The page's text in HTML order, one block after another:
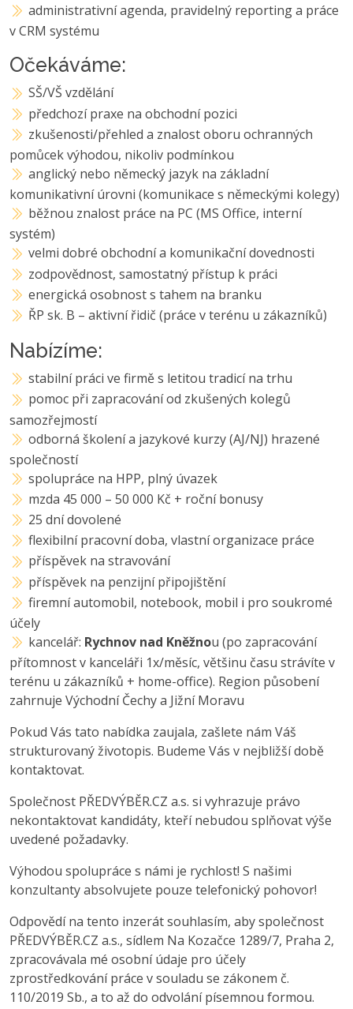
administrativní agenda, pravidelný reporting a práce
v CRM systému
Očekáváme:
SŠ/VŠ vzdělání
předchozí praxe na obchodní pozici
zkušenosti/přehled a znalost oboru ochranných
pomůcek výhodou, nikoliv podmínkou
anglický nebo německý jazyk na základní
komunikativní úrovni (komunikace s německými kolegy)
běžnou znalost práce na PC (MS Office, interní
systém)
velmi dobré obchodní a komunikační dovednosti
zodpovědnost, samostatný přístup k práci
energická osobnost s tahem na branku
ŘP sk. B – aktivní řidič (práce v terénu u zákazníků)
Nabízíme:
stabilní práci ve firmě s letitou tradicí na trhu
pomoc při zapracování od zkušených kolegů
samozřejmostí
odborná školení a jazykové kurzy (AJ/NJ) hrazené
společností
spolupráce na HPP, plný úvazek
mzda 45 000 – 50 000 Kč + roční bonusy
25 dní dovolené
flexibilní pracovní doba, vlastní organizace práce
příspěvek na stravování
příspěvek na penzijní připojištění
firemní automobil, notebook, mobil i pro soukromé
účely
kancelář: Rychnov nad Kněžnou (po zapracování
přítomnost v kanceláři 1x/měsíc, většinu času strávíte v
terénu u zákazníků + home-office). Region působení
zahrnuje Východní Čechy a Jižní Moravu
Pokud Vás tato nabídka zaujala, zašlete nám Váš
strukturovaný životopis. Budeme Vás v nejbližší době
kontaktovat.
Společnost PŘEDVÝBĚR.CZ a.s. si vyhrazuje právo
nekontaktovat kandidáty, kteří nebudou splňovat výše
uvedené požadavky.
Výhodou spolupráce s námi je rychlost! S našimi
konzultanty absolvujete pouze telefonický pohovor!
Odpovědí na tento inzerát souhlasím, aby společnost
PŘEDVÝBĚR.CZ a.s., sídlem Na Kozačce 1289/7, Praha 2,
zpracovávala mé osobní údaje pro účely
zprostředkování práce v souladu se zákonem č.
110/2019 Sb., a to až do odvolání písemnou formou.